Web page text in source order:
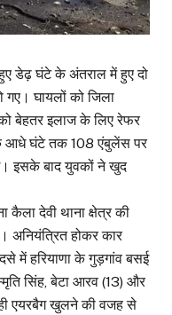
डेढ़ घंटे के अंतराल में हुए दो
गए। घायलों को जिला
बेहतर इलाज के लिए रेफर
आधे घंटे तक 108 एंबुलेंस पर
इसके बाद युवकों ने खुद
कैला देवी थाना क्षेत्र की
अनियंत्रित होकर कार
में हरियाणा के गुड़गांव बसई
सिंह, बेटा आरव (13) और
एयरबैग खुलने की वजह से